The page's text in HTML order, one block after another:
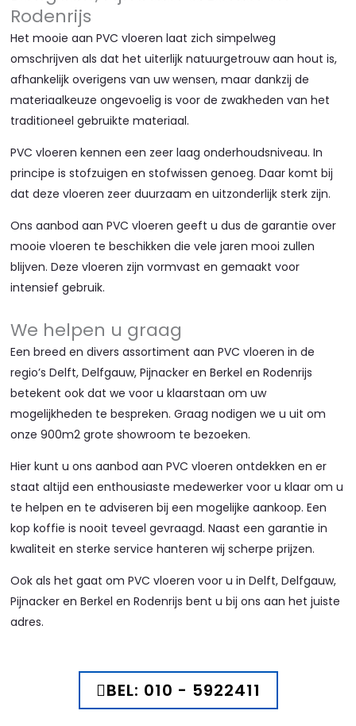
Rodenrijs
Het mooie aan PVC vloeren laat zich simpelweg
omschrijven als dat het uiterlijk natuurgetrouw aan hout is,
afhankelijk overigens van uw wensen, maar dankzij de
materiaalkeuze ongevoelig is voor de zwakheden van het
traditioneel gebruikte materiaal.
PVC vloeren kennen een zeer laag onderhoudsniveau. In
principe is stofzuigen en stofwissen genoeg. Daar komt bij
dat deze vloeren zeer duurzaam en uitzonderlijk sterk zijn.
Ons aanbod aan PVC vloeren geeft u dus de garantie over
mooie vloeren te beschikken die vele jaren mooi zullen
blijven. Deze vloeren zijn vormvast en gemaakt voor
intensief gebruik.
We helpen u graag
Een breed en divers assortiment aan PVC vloeren in de
regio’s Delft, Delfgauw, Pijnacker en Berkel en Rodenrijs
betekent ook dat we voor u klaarstaan om uw
mogelijkheden te bespreken. Graag nodigen we u uit om
onze 900m2 grote showroom te bezoeken.
Hier kunt u ons aanbod aan PVC vloeren ontdekken en er
staat altijd een enthousiaste medewerker voor u klaar om u
te helpen en te adviseren bij een mogelijke aankoop. Een
kop koffie is nooit teveel gevraagd. Naast een garantie in
kwaliteit en sterke service hanteren wij scherpe prijzen.
Ook als het gaat om PVC vloeren voor u in Delft, Delfgauw,
Pijnacker en Berkel en Rodenrijs bent u bij ons aan het juiste
adres.
BEL: 010 - 5922411